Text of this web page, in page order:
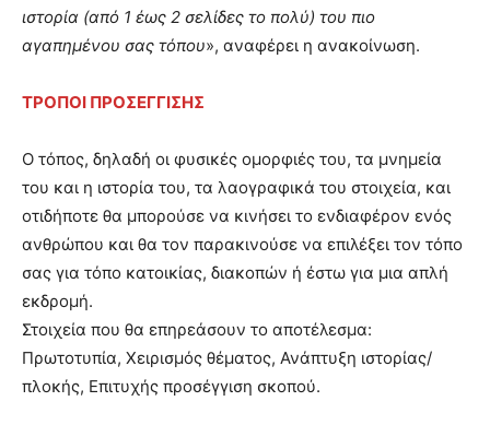
ιστορία (από 1 έως 2 σελίδες το πολύ) του πιο
αγαπημένου σας τόπου», αναφέρει η ανακοίνωση.
ΤΡΟΠΟΙ ΠΡΟΣΕΓΓΙΣΗΣ
Ο τόπος, δηλαδή οι φυσικές ομορφιές του, τα μνημεία
του και η ιστορία του, τα λαογραφικά του στοιχεία, και
οτιδήποτε θα μπορούσε να κινήσει το ενδιαφέρον ενός
ανθρώπου και θα τον παρακινούσε να επιλέξει τον τόπο
σας για τόπο κατοικίας, διακοπών ή έστω για μια απλή
εκδρομή.
Στοιχεία που θα επηρεάσουν το αποτέλεσμα:
Πρωτοτυπία, Χειρισμός θέματος, Ανάπτυξη ιστορίας/
πλοκής, Επιτυχής προσέγγιση σκοπού.